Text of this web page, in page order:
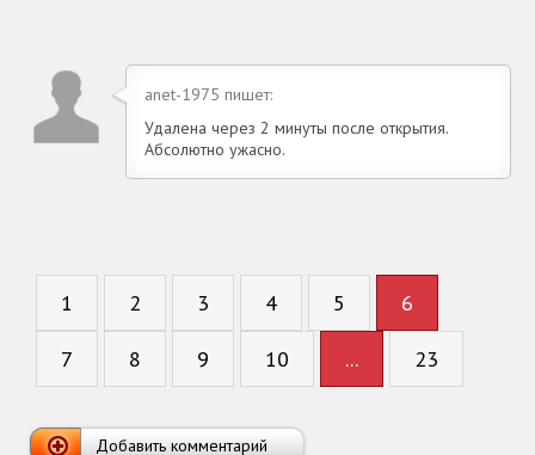
anet-1975 пишет:
Удалена через 2 минуты после открытия.
Абсолютно ужасно.
1 2 3 4 5 6
7 8 9 10 ... 23
Добавить комментарий